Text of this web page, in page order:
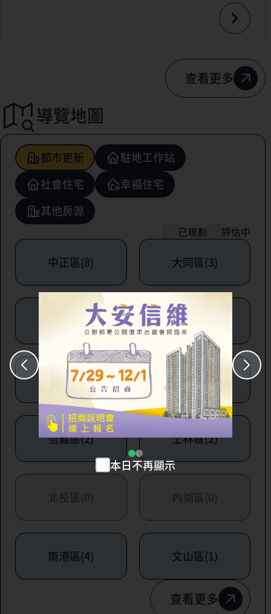
查看更多
導覽地圖
都市更新
駐地工作站
社會住宅
幸福住宅
其他房源
已規劃 評估中
中正區(8) 大同區(3)
中山區(6) 松山區(1)
大安區(7) 萬華區(1)
信義區(2) 士林區(2)
北投區(0) 內湖區(0)
南港區(4) 文山區(1)
查看更多
本日不再顯示